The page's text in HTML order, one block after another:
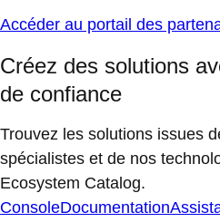
Accéder au portail des
Créez des solutions
de confiance
Trouvez les solutions issues
spécialistes et de nos
Ecosystem Catalog.
ConsoleDocumentation